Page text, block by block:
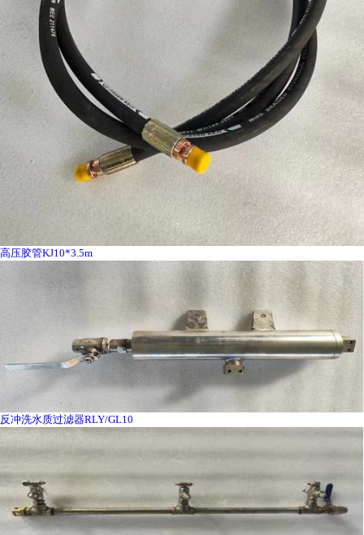
高压胶管KJ10*3.5m
反冲洗水质过滤器RLY/GL10